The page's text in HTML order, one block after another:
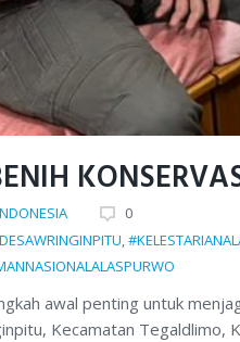
0
awal penting untuk
Kecamatan Tegaldlimo,